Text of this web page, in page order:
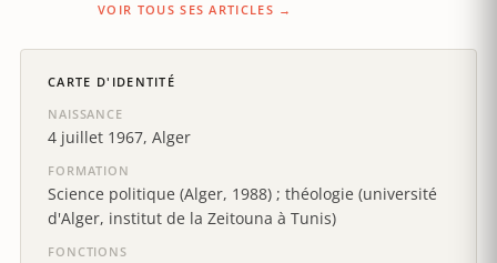
CARTE D'IDENTITÉ
NAISSANCE
4 juillet 1967, Alger
FORMATION
Science politique (Alger, 1988) ; théologie (université
d'Alger, institut de la Zeitouna à Tunis)
FONCTIONS
VOIR TOUS SES ARTICLES →